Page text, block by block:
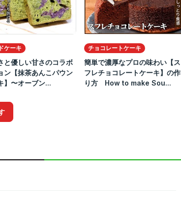
ケーキ
と優しい甘さのコラボ
ン【抹茶あんこパウン
】〜オーブン...
チョコレートケーキ
簡単で濃厚なプロの味わい【ス
フレチョコレートケーキ】の作
り方 How to make Sou...